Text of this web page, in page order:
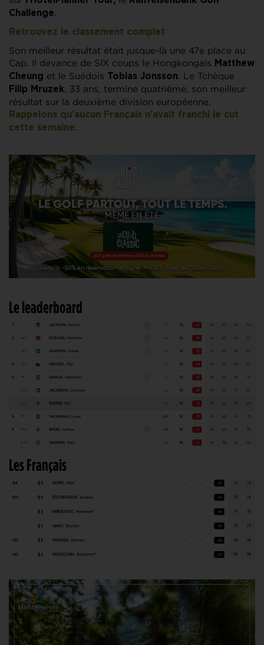
Challenge.
Retrouvez le classement complet
Son meilleur résultat était jusque-là une 47e place au
Cap. Il devance de SIX coups le Hongkongais Matthew
Cheung et le Suédois Tobias Jonsson. Le Tchèque
Filip Mruzek, 33 ans, termine quatrième, son meilleur
résultat sur la deuxième division européenne.
Rappelons qu’aucun Français n’avait franchi le cut
cette semaine.
Le leaderboard
Les Français